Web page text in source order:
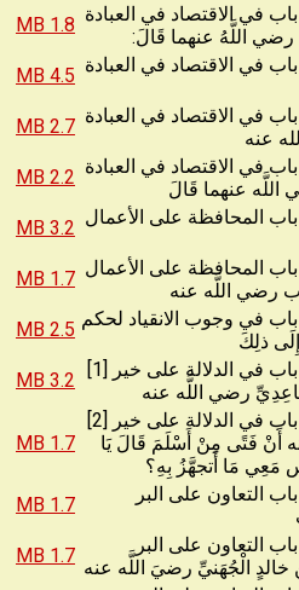
في الاقتصاد في العبادة 1.8 MB
في الاقتصاد في العبادة 4.5 MB
في الاقتصاد في العبادة 2.7 MB
في الاقتصاد في العبادة 2.2 MB
المحافظة على الأعمال 3.2 MB
المحافظة على الأعمال 1.7 MB
في وجوب الانقياد لحكم
ذلِكَ
2.5 MB
شرح كتاب رياض الصالحين – باب في الدلالة على خير [1]
رضي اللَّه عنه
3.2 MB
شرح كتاب رياض الصالحين – باب في الدلالة على خير [2]
فَتًى مِنْ أَسْلَمَ قَالَ يَا
مَعِي مَا أَتجهَّزُ بِهِ؟
1.7 MB
التعاون على البر
1.7 MB
التعاون على البر
1.7 MB